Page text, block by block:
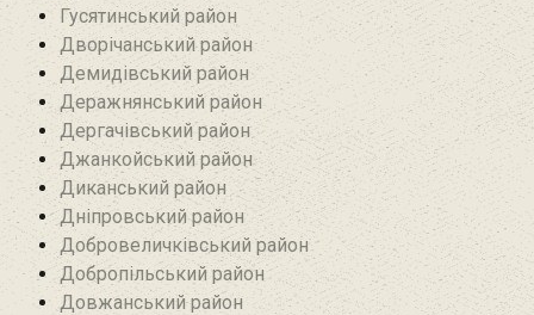
Гусятинський район‎
Дворічанський район
Демидівський район
Деражнянський район
Дергачівський район
Джанкойський район
Диканський район
Дніпровський район
Добровеличківський район
Добропільський район‎
Довжанський район